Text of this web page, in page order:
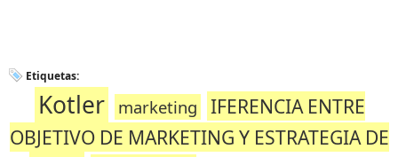
Etiquetas:
Kotler marketing
IFERENCIA ENTRE
OBJETIVO DE MARKETING Y ESTRATEGIA DE